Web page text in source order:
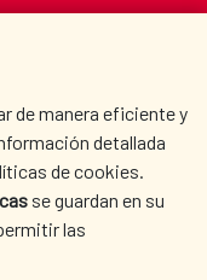
de manera eficiente y
detallada
de cookies.
se guardan en su
las
DO WE COOPERATE?
PRESS ROOM